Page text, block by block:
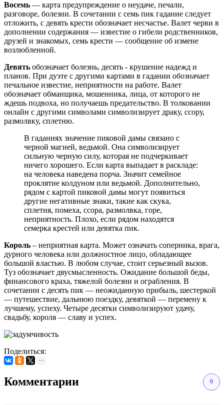
Восемь — карта предупреждение о неудаче, печали,
разговоре, болезни. В сочетании с семь пик гадание следует
отложить, с девять крести обозначает несчастье. Валет черви в
дополнении содержания — известие о гибели родственников,
друзей и знакомых, семь крести — сообщение об измене
возлюбленной.
Девять обозначает болезнь, десять - крушение надежд и
планов. При дуэте с другими картами в гадании обозначает
печальное известие, неприятности на работе. Валет
обозначает обманщика, мошенника, лица, от которого не
ждешь подвоха, но получаешь предательство. В толковании
онлайн с другими символами символизирует драку, ссору,
размолвку, сплетню.
В гаданиях значение пиковой дамы связано с
черной магией, ведьмой. Она символизирует
сильную черную силу, которая не подчеркивает
ничего хорошего. Если карта выпадает в раскладе:
на человека наведена порча. Значит семейное
проклятие колдуном или ведьмой. Дополнительно,
рядом с картой пиковой дамы могут появиться
другие негативные знаки, такие как скука,
сплетня, помеха, ссора, размолвка, горе,
неприятность. Плохо, если рядом находятся
семерка крестей или девятка пик.
Король – неприятная карта. Может означать соперника, врага,
дурного человека или должностное лицо, обладающее
большой властью. В любом случае, стоит серьезный вызов.
Туз обозначает двусмысленность. Ожидание большой беды,
финансового краха, тяжелой болезни и ограбления. В
сочетании с десять пик — неожиданную прибыль, шестеркой
— путешествие, дальнюю поездку, девяткой — перемену к
лучшему, успеху. Четыре десятки символизируют удачу,
свадьбу, короля — славу и успех.
Поделиться:
Комментарии 0